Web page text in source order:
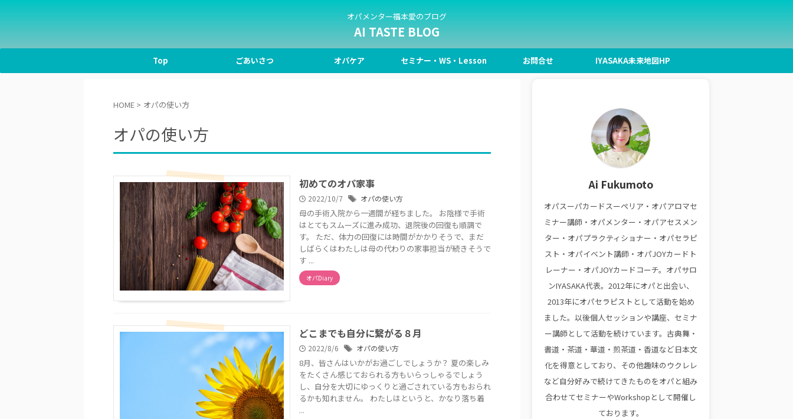
オパメンター福本愛のブログ
AI TASTE BLOG
Top ごあいさつ オパケア セミナー・WS・Lesson お問合せ IYASAKA未来地図HP
HOME > オパの使い方
オパの使い方
初めてのオパ家事
2022/10/7 オパの使い方
母の手術入院から一週間が経ちました。 お陰様で手術
はとてもスムーズに進み成功、退院後の回復も順調で
す。 ただ、体力の回復には時間がかかりそうで、まだ
しばらくはわたしは母の代わりの家事担当が続きそうで
す ...
オパDiary
どこまでも自分に繋がる８月
2022/8/6 オパの使い方
8月、皆さんはいかがお過ごしでしょうか？ 夏の楽しみ
をたくさん感じておられる方もいらっしゃるでしょう
し、自分を大切にゆっくりと過ごされている方もおられ
るかも知れません。 わたしはというと、かなり落ち着
...
Ai Fukumoto
オパスーパカードスーペリア・オパアロマセ
ミナー講師・オパメンター・オパアセスメン
ター・オパプラクティショナー・オパセラピ
スト・オパイベント講師・オパJOYカードト
レーナー・オパJOYカードコーチ。オパサロ
ンIYASAKA代表。2012年にオパと出会い、
2013年にオパセラピストとして活動を始め
ました。以後個人セッションや講座、セミナ
ー講師として活動を続けています。古典舞・
書道・茶道・華道・煎茶道・香道など日本文
化を得意としており、その他趣味のウクレレ
など自分好みで続けてきたものをオパと組み
合わせてセミナーやWorkshopとして開催し
ております。